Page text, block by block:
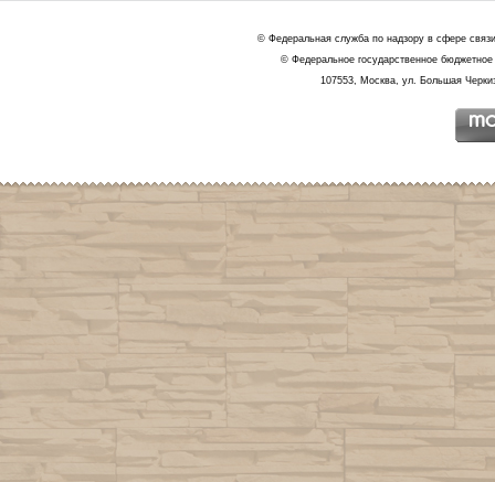
© Федеральная служба по надзору в сфере
© Федеральное государственное
107553, Москва, ул. Большая